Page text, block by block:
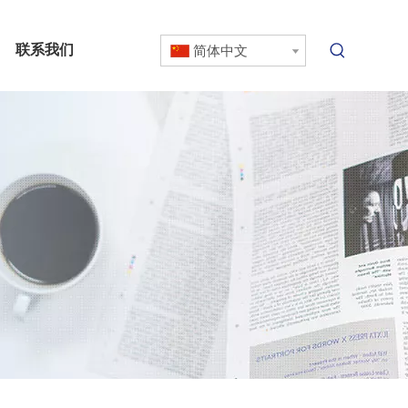
联系我们 简体中文